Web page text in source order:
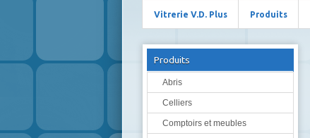
Vitrerie V.D. Plus Produits
Produits
Abris
Celliers
Comptoirs et meubles